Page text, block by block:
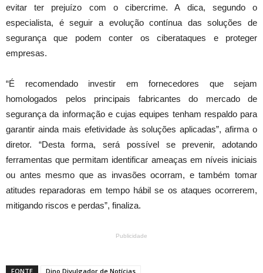
evitar ter prejuízo com o cibercrime. A dica, segundo o
especialista, é seguir a evolução contínua das soluções de
segurança que podem conter os ciberataques e proteger
empresas.
“É recomendado investir em fornecedores que sejam
homologados pelos principais fabricantes do mercado de
segurança da informação e cujas equipes tenham respaldo para
garantir ainda mais efetividade às soluções aplicadas”, afirma o
diretor. “Desta forma, será possível se prevenir, adotando
ferramentas que permitam identificar ameaças em níveis iniciais
ou antes mesmo que as invasões ocorram, e também tomar
atitudes reparadoras em tempo hábil se os ataques ocorrerem,
mitigando riscos e perdas”, finaliza.
Publicidade
FONTE Dino Divulgador de Notícias